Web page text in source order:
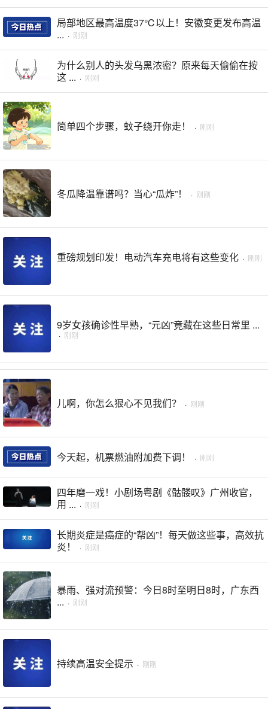
局部地区最高温度37℃以上！安徽变更发布高温
... · 刚刚
为什么别人的头发乌黑浓密？原来每天偷偷在按
这 ... · 刚刚
简单四个步骤，蚊子绕开你走！ · 刚刚
冬瓜降温靠谱吗？当心“瓜炸”！ · 刚刚
重磅规划印发！电动汽车充电将有这些变化 · 刚刚
9岁女孩确诊性早熟，“元凶”竟藏在这些日常里 ...
· 刚刚
儿啊，你怎么狠心不见我们？ · 刚刚
今天起，机票燃油附加费下调！ · 刚刚
四年磨一戏！小剧场粤剧《骷髅叹》广州收官，
用 ... · 刚刚
长期炎症是癌症的“帮凶”！每天做这些事，高效抗
炎！
· 刚刚
暴雨、强对流预警：今日8时至明日8时，广东西
... · 刚刚
持续高温安全提示 · 刚刚